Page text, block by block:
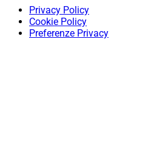
Privacy Policy
Cookie Policy
Preferenze Privacy